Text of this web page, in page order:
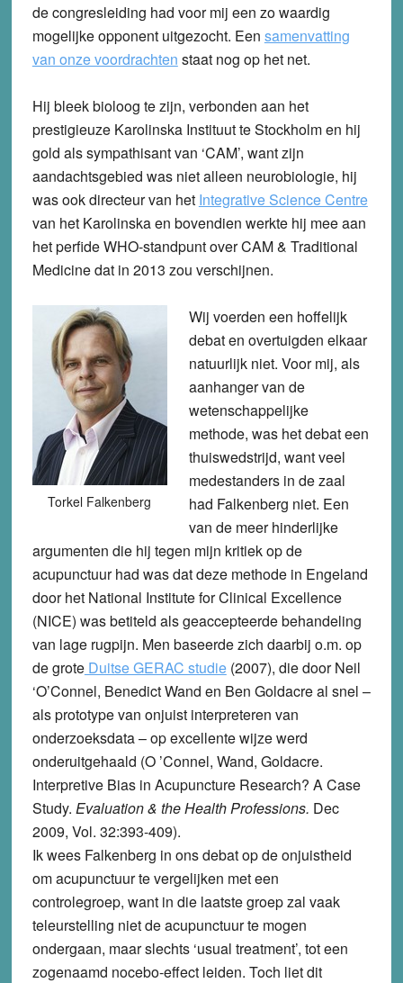
de congresleiding had voor mij een zo waardig
mogelijke opponent uitgezocht. Een samenvatting
van onze voordrachten staat nog op het net.
Hij bleek bioloog te zijn, verbonden aan het
prestigieuze Karolinska Instituut te Stockholm en hij
gold als sympathisant van ‘CAM’, want zijn
aandachtsgebied was niet alleen neurobiologie, hij
was ook directeur van het Integrative Science Centre
van het Karolinska en bovendien werkte hij mee aan
het perfide WHO-standpunt over CAM & Traditional
Medicine dat in 2013 zou verschijnen.
Torkel Falkenberg
Wij voerden een hoffelijk
debat en overtuigden elkaar
natuurlijk niet. Voor mij, als
aanhanger van de
wetenschappelijke
methode, was het debat een
thuiswedstrijd, want veel
medestanders in de zaal
had Falkenberg niet. Een
van de meer hinderlijke
argumenten die hij tegen mijn kritiek op de
acupunctuur had was dat deze methode in Engeland
door het National Institute for Clinical Excellence
(NICE) was betiteld als geaccepteerde behandeling
van lage rugpijn. Men baseerde zich daarbij o.m. op
de groteDuitse GERAC studie(2007), die door Neil
‘O’Connel, Benedict Wand en Ben Goldacre al snel –
als prototype van onjuist interpreteren van
onderzoeksdata – op excellente wijze werd
onderuitgehaald (O ’Connel, Wand, Goldacre.
Interpretive Bias in Acupuncture Research? A Case
Study. Evaluation & the Health Professions. Dec
2009, Vol. 32:393-409).
Ik wees Falkenberg in ons debat op de onjuistheid
om acupunctuur te vergelijken met een
controlegroep, want in die laatste groep zal vaak
teleurstelling niet de acupunctuur te mogen
ondergaan, maar slechts ‘usual treatment’, tot een
zogenaamd nocebo-effect leiden. Toch liet dit